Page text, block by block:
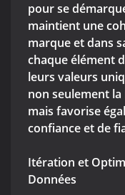
pour se
maintient une
marque et dans
chaque élément
leurs valeurs
non seulement
mais favorise
confiance et de
Itération et
Données